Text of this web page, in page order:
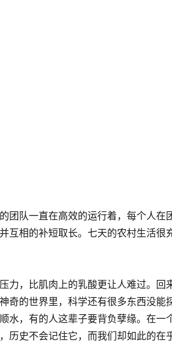
团队一直在高效的运行着，每个人在
互相的补短取长。七天的农村生活很
力，比肌肉上的乳酸更让人难过。回
奇的世界里，科学还有很多东西没能
水，有的人这辈子要背负孽缘。在一
史不会记住它，而我们却如此的在乎